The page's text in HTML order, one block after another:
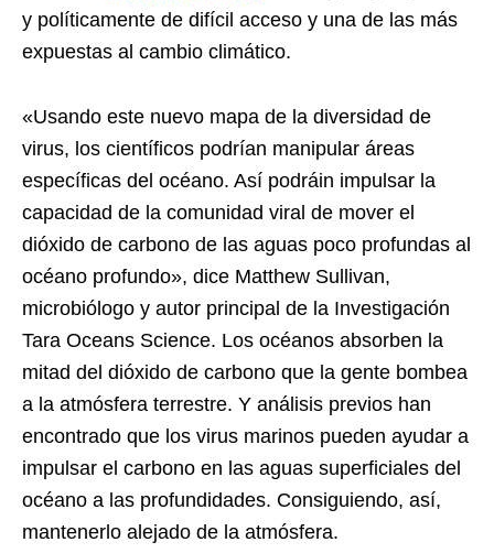
y políticamente de difícil acceso y una de las más
expuestas al cambio climático.
«Usando este nuevo mapa de la diversidad de
virus, los científicos podrían manipular áreas
específicas del océano. Así podráin impulsar la
capacidad de la comunidad viral de mover el
dióxido de carbono de las aguas poco profundas al
océano profundo», dice Matthew Sullivan,
microbiólogo y autor principal de la Investigación
Tara Oceans Science. Los océanos absorben la
mitad del dióxido de carbono que la gente bombea
a la atmósfera terrestre. Y análisis previos han
encontrado que los virus marinos pueden ayudar a
impulsar el carbono en las aguas superficiales del
océano a las profundidades. Consiguiendo, así,
mantenerlo alejado de la atmósfera.